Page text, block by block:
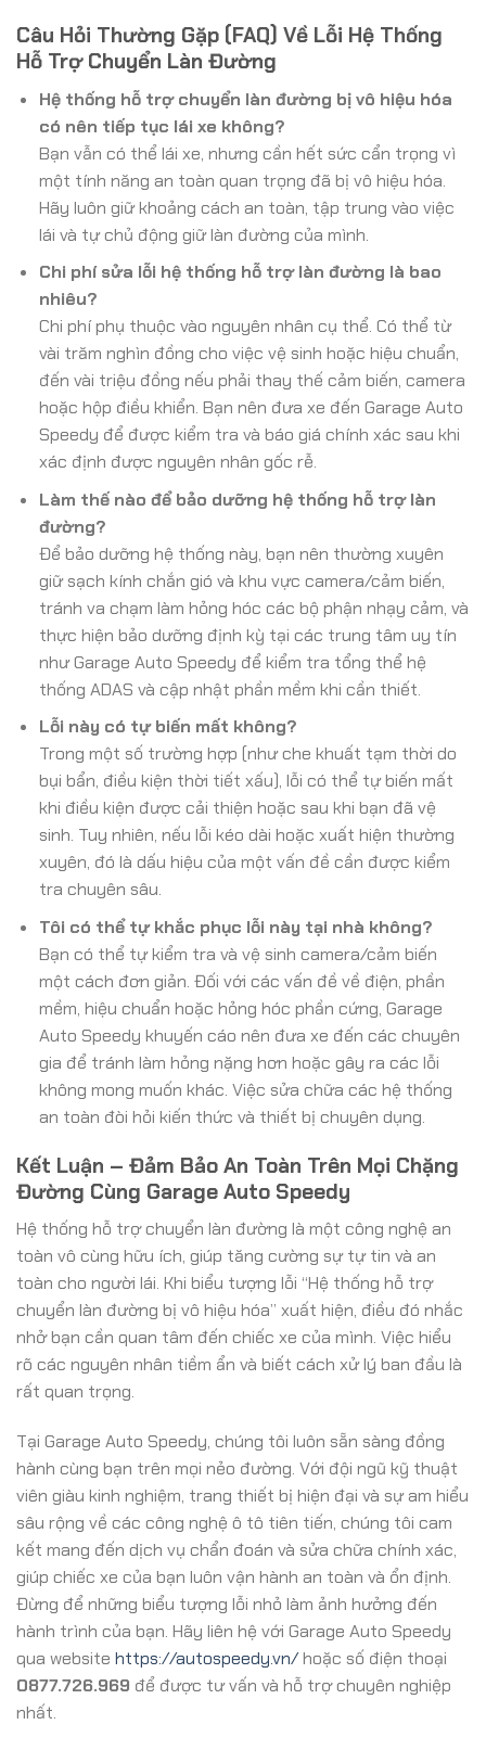
Câu Hỏi Thường Gặp (FAQ) Về Lỗi Hệ Thống
Hỗ Trợ Chuyển Làn Đường
Hệ thống hỗ trợ chuyển làn đường bị vô hiệu hóa
có nên tiếp tục lái xe không?
Bạn vẫn có thể lái xe, nhưng cần hết sức cẩn trọng vì
một tính năng an toàn quan trọng đã bị vô hiệu hóa.
Hãy luôn giữ khoảng cách an toàn, tập trung vào việc
lái và tự chủ động giữ làn đường của mình.
Chi phí sửa lỗi hệ thống hỗ trợ làn đường là bao
nhiêu?
Chi phí phụ thuộc vào nguyên nhân cụ thể. Có thể từ
vài trăm nghìn đồng cho việc vệ sinh hoặc hiệu chuẩn,
đến vài triệu đồng nếu phải thay thế cảm biến, camera
hoặc hộp điều khiển. Bạn nên đưa xe đến Garage Auto
Speedy để được kiểm tra và báo giá chính xác sau khi
xác định được nguyên nhân gốc rễ.
Làm thế nào để bảo dưỡng hệ thống hỗ trợ làn
đường?
Để bảo dưỡng hệ thống này, bạn nên thường xuyên
giữ sạch kính chắn gió và khu vực camera/cảm biến,
tránh va chạm làm hỏng hóc các bộ phận nhạy cảm, và
thực hiện bảo dưỡng định kỳ tại các trung tâm uy tín
như Garage Auto Speedy để kiểm tra tổng thể hệ
thống ADAS và cập nhật phần mềm khi cần thiết.
Lỗi này có tự biến mất không?
Trong một số trường hợp (như che khuất tạm thời do
bụi bẩn, điều kiện thời tiết xấu), lỗi có thể tự biến mất
khi điều kiện được cải thiện hoặc sau khi bạn đã vệ
sinh. Tuy nhiên, nếu lỗi kéo dài hoặc xuất hiện thường
xuyên, đó là dấu hiệu của một vấn đề cần được kiểm
tra chuyên sâu.
Tôi có thể tự khắc phục lỗi này tại nhà không?
Bạn có thể tự kiểm tra và vệ sinh camera/cảm biến
một cách đơn giản. Đối với các vấn đề về điện, phần
mềm, hiệu chuẩn hoặc hỏng hóc phần cứng, Garage
Auto Speedy khuyến cáo nên đưa xe đến các chuyên
gia để tránh làm hỏng nặng hơn hoặc gây ra các lỗi
không mong muốn khác. Việc sửa chữa các hệ thống
an toàn đòi hỏi kiến thức và thiết bị chuyên dụng.
Kết Luận – Đảm Bảo An Toàn Trên Mọi Chặng
Đường Cùng Garage Auto Speedy
Hệ thống hỗ trợ chuyển làn đường là một công nghệ an
toàn vô cùng hữu ích, giúp tăng cường sự tự tin và an
toàn cho người lái. Khi biểu tượng lỗi “Hệ thống hỗ trợ
chuyển làn đường bị vô hiệu hóa” xuất hiện, điều đó nhắc
nhở bạn cần quan tâm đến chiếc xe của mình. Việc hiểu
rõ các nguyên nhân tiềm ẩn và biết cách xử lý ban đầu là
rất quan trọng.
Tại Garage Auto Speedy, chúng tôi luôn sẵn sàng đồng
hành cùng bạn trên mọi nẻo đường. Với đội ngũ kỹ thuật
viên giàu kinh nghiệm, trang thiết bị hiện đại và sự am hiểu
sâu rộng về các công nghệ ô tô tiên tiến, chúng tôi cam
kết mang đến dịch vụ chẩn đoán và sửa chữa chính xác,
giúp chiếc xe của bạn luôn vận hành an toàn và ổn định.
Đừng để những biểu tượng lỗi nhỏ làm ảnh hưởng đến
hành trình của bạn. Hãy liên hệ với Garage Auto Speedy
qua website https://autospeedy.vn/hoặc số điện thoại
0877.726.969 để được tư vấn và hỗ trợ chuyên nghiệp
nhất.